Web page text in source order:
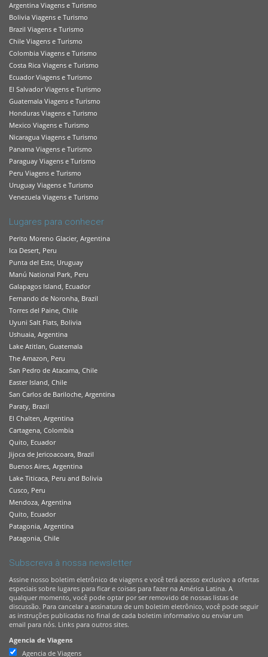
Argentina Viagens e Turismo
Bolivia Viagens e Turismo
Brazil Viagens e Turismo
Chile Viagens e Turismo
Colombia Viagens e Turismo
Costa Rica Viagens e Turismo
Ecuador Viagens e Turismo
El Salvador Viagens e Turismo
Guatemala Viagens e Turismo
Honduras Viagens e Turismo
Mexico Viagens e Turismo
Nicaragua Viagens e Turismo
Panama Viagens e Turismo
Paraguay Viagens e Turismo
Peru Viagens e Turismo
Uruguay Viagens e Turismo
Venezuela Viagens e Turismo
Lugares para conhecer
Perito Moreno Glacier, Argentina
Ica Desert, Peru
Punta del Este, Uruguay
Manú National Park, Peru
Galapagos Island, Ecuador
Fernando de Noronha, Brazil
Torres del Paine, Chile
Uyuni Salt Flats, Bolivia
Ushuaia, Argentina
Lake Atitlan, Guatemala
The Amazon, Peru
San Pedro de Atacama, Chile
Easter Island, Chile
San Carlos de Bariloche, Argentina
Paraty, Brazil
El Chalten, Argentina
Cartagena, Colombia
Quito, Ecuador
Jijoca de Jericoacoara, Brazil
Buenos Aires, Argentina
Lake Titicaca, Peru and Bolivia
Cusco, Peru
Mendoza, Argentina
Quito, Ecuador
Patagonia, Argentina
Patagonia, Chile
Subscreva à nossa newsletter
Assine nosso boletim eletrônico de viagens e você terá acesso exclusivo a ofertas
especiais sobre lugares para ficar e coisas para fazer na América Latina. A
qualquer momento, você pode optar por ser removido de nossas listas de
discussão. Para cancelar a assinatura de um boletim eletrônico, você pode seguir
as instruções publicadas no final de cada boletim informativo ou enviar um
email para nós. Links para outros sites.
Agencia de Viagens
Agencia de Viagens